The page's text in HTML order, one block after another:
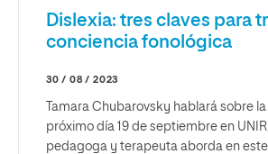
Dislexia: tres claves para
conciencia fonológica
30 / 08 / 2023
Tamara Chubarovsky hablará sobre la
próximo día 19 de septiembre en
pedagoga y terapeuta aborda en